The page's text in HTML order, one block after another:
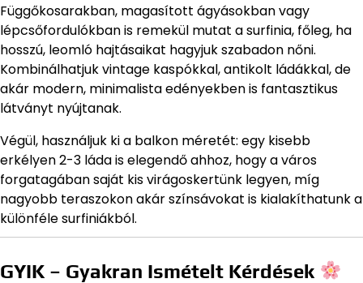
Függőkosarakban, magasított ágyásokban vagy
lépcsőfordulókban is remekül mutat a surfinia, főleg, ha
hosszú, leomló hajtásaikat hagyjuk szabadon nőni.
Kombinálhatjuk vintage kaspókkal, antikolt ládákkal, de
akár modern, minimalista edényekben is fantasztikus
látványt nyújtanak.
Végül, használjuk ki a balkon méretét: egy kisebb
erkélyen 2-3 láda is elegendő ahhoz, hogy a város
forgatagában saját kis virágoskertünk legyen, míg
nagyobb teraszokon akár színsávokat is kialakíthatunk a
különféle surfiniákból.
GYIK – Gyakran Ismételt Kérdések